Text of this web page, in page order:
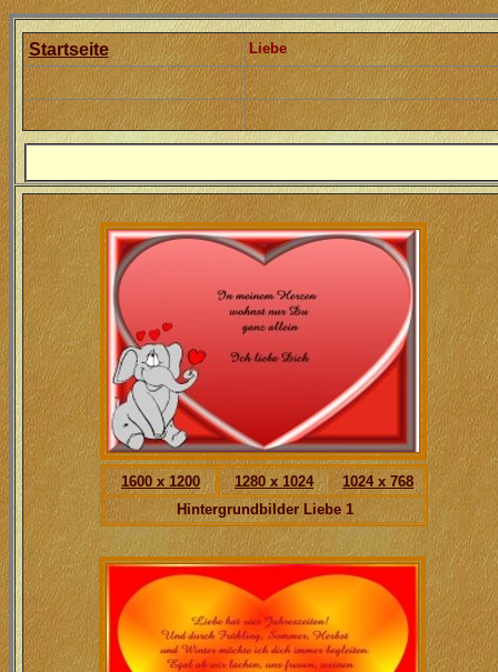
Startseite Liebe
1600 x 1200 1280 x 1024
1024 x 768
Hintergrundbilder Liebe 1